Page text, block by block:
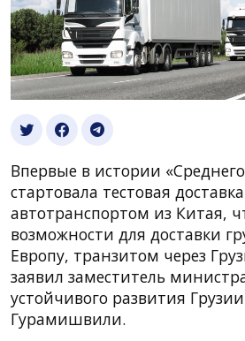
Впервые в истории
стартовала ​тестовая
автотранспортом из Китая,
возможности для доставки
Европу, транзитом через
заявил заместитель
устойчивого развития
Гурамишвили.